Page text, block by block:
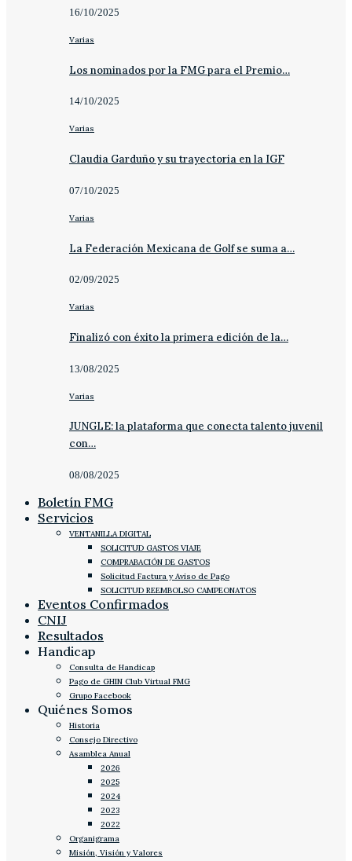
16/10/2025
Varias
Los nominados por la FMG para el Premio…
14/10/2025
Varias
Claudia Garduño y su trayectoria en la IGF
07/10/2025
Varias
La Federación Mexicana de Golf se suma a…
02/09/2025
Varias
Finalizó con éxito la primera edición de la…
13/08/2025
Varias
JUNGLE: la plataforma que conecta talento juvenil
con…
08/08/2025
Boletín FMG
Servicios
VENTANILLA DIGITAL
SOLICITUD GASTOS VIAJE
COMPRABACIÓN DE GASTOS
Solicitud Factura y Aviso de Pago
SOLICITUD REEMBOLSO CAMPEONATOS
Eventos Confirmados
CNIJ
Resultados
Handicap
Consulta de Handicap
Pago de GHIN Club Virtual FMG
Grupo Facebook
Quiénes Somos
Historia
Consejo Directivo
Asamblea Anual
2026
2025
2024
2023
2022
Organigrama
Misión, Visión y Valores